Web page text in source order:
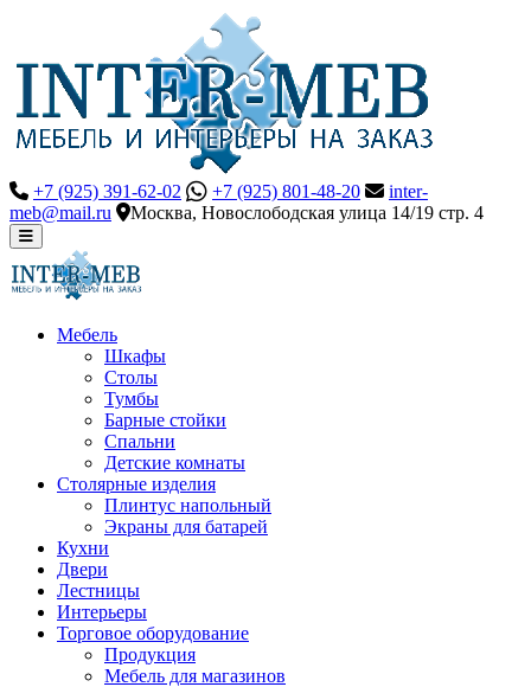
+7 (925) 391-62-02 +7 (925) 801-48-20
inter-
meb@mail.ru
Москва, Новослободская улица 14/19 стр. 4
Мебель
Шкафы
Столы
Тумбы
Барные стойки
Спальни
Детские комнаты
Столярные изделия
Плинтус напольный
Экраны для батарей
Кухни
Двери
Лестницы
Интерьеры
Торговое оборудование
Продукция
Мебель для магазинов